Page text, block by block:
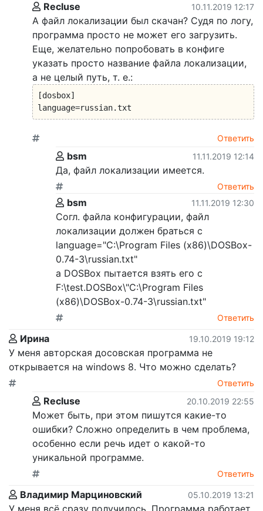
Recluse 10.11.2019 12:17
А файл локализации был скачан? Судя по логу,
программа просто не может его загрузить.
Еще, желательно попробовать в конфиге
указать просто название файла локализации,
а не целый путь, т. е.:
[dosbox]
language=russian.txt
Ответить
bsm 11.11.2019 12:14
Да, файл локализации имеется.
Ответить
bsm 11.11.2019 12:30
Согл. файла конфигурации, файл
локализации должен браться с
language="C:\Program Files (x86)\DOSBox-
0.74-3\russian.txt"
а DOSBox пытается взять его с
F:\test.DOSBox\"C:\Program Files
(x86)\DOSBox-0.74-3\russian.txt"
Ответить
Ирина 19.10.2019 19:12
У меня авторская досовская программа не
открывается на windows 8. Что можно сделать?
Ответить
Recluse 20.10.2019 22:55
Может быть, при этом пишутся какие-то
ошибки? Сложно определить в чем проблема,
особенно если речь идет о какой-то
уникальной программе.
Ответить
Владимир Марциновский 05.10.2019 13:21